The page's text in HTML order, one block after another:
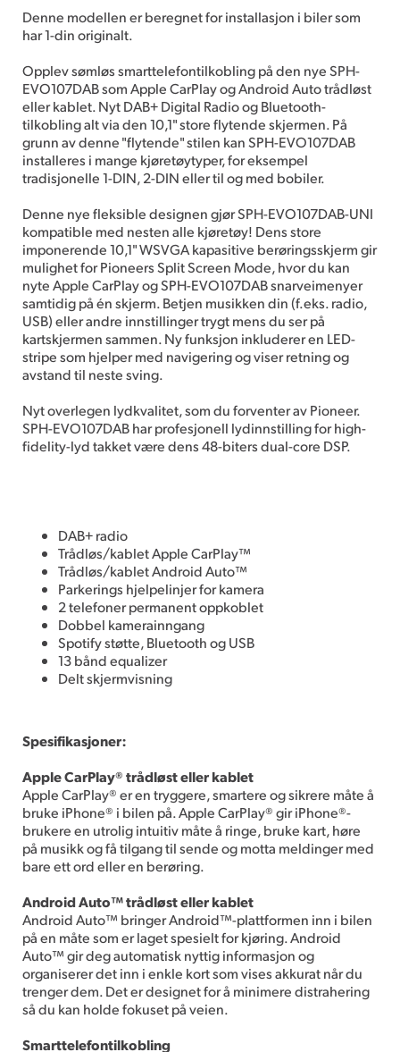
Denne modellen er beregnet for installasjon i biler som
har 1-din originalt.
Opplev sømløs smarttelefontilkobling på den nye SPH-
EVO107DAB som Apple CarPlay og Android Auto trådløst
eller kablet. Nyt DAB+ Digital Radio og Bluetooth-
tilkobling alt via den 10,1" store flytende skjermen. På
grunn av denne "flytende" stilen kan SPH-EVO107DAB
installeres i mange kjøretøytyper, for eksempel
tradisjonelle 1-DIN, 2-DIN eller til og med bobiler.
Denne nye fleksible designen gjør SPH-EVO107DAB-UNI
kompatible med nesten alle kjøretøy! Dens store
imponerende 10,1" WSVGA kapasitive berøringsskjerm gir
mulighet for Pioneers Split Screen Mode, hvor du kan
nyte Apple CarPlay og SPH-EVO107DAB snarveimenyer
samtidig på én skjerm. Betjen musikken din (f.eks. radio,
USB) eller andre innstillinger trygt mens du ser på
kartskjermen sammen. Ny funksjon inkluderer en LED-
stripe som hjelper med navigering og viser retning og
avstand til neste sving.
Nyt overlegen lydkvalitet, som du forventer av Pioneer.
SPH-EVO107DAB har profesjonell lydinnstilling for high-
fidelity-lyd takket være dens 48-biters dual-core DSP.
DAB+ radio
Trådløs/kablet Apple CarPlay™
Trådløs/kablet Android Auto™
Parkerings hjelpelinjer for kamera
2 telefoner permanent oppkoblet
Dobbel kamerainngang
Spotify støtte, Bluetooth og USB
13 bånd equalizer
Delt skjermvisning
Spesifikasjoner:
Apple CarPlay® trådløst eller kablet
Apple CarPlay® er en tryggere, smartere og sikrere måte å
bruke iPhone® i bilen på. Apple CarPlay® gir iPhone®-
brukere en utrolig intuitiv måte å ringe, bruke kart, høre
på musikk og få tilgang til sende og motta meldinger med
bare ett ord eller en berøring.
Android Auto™ trådløst eller kablet
Android Auto™ bringer Android™-plattformen inn i bilen
på en måte som er laget spesielt for kjøring. Android
Auto™ gir deg automatisk nyttig informasjon og
organiserer det inn i enkle kort som vises akkurat når du
trenger dem. Det er designet for å minimere distrahering
så du kan holde fokuset på veien.
Smarttelefontilkobling